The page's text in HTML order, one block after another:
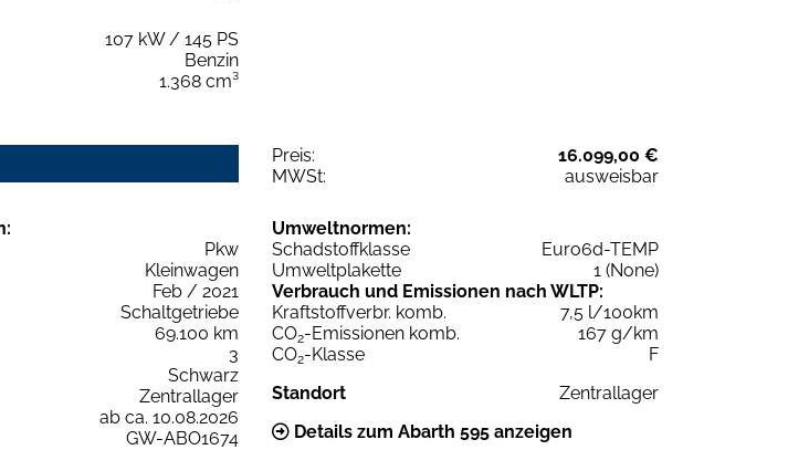
107 kW / 145 PS
Benzin
1.368 cm³
Preis:
16.099,00 €
MWSt:
ausweisbar
Pkw
Kleinwagen
Feb / 2021
Schaltgetriebe
69.100 km
3
Schwarz
Zentrallager
ab ca. 10.08.2026
GW-ABO1674
Umweltnormen:
Schadstoffklasse
Euro6d-TEMP
Umweltplakette
1 (None)
Verbrauch und Emissionen nach WLTP:
Kraftstoffverbr. komb.
7,5 l/100km
CO2-Emissionen komb.
167 g/km
CO2-Klasse
F
Standort
Zentrallager
Details zum Abarth 595 anzeigen